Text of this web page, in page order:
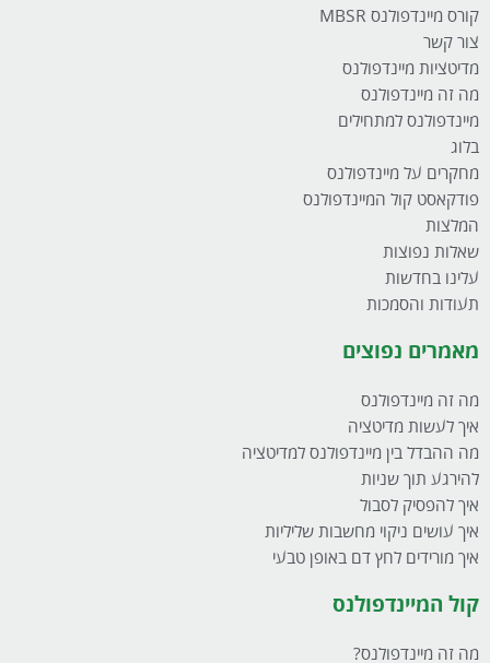
קורס מיינדפולנס MBSR
צור קשר
מדיטציות מיינדפולנס
מה זה מיינדפולנס
מיינדפולנס למתחילים
בלוג
מחקרים על מיינדפולנס
פודקאסט קול המיינדפולנס
המלצות
שאלות נפוצות
עלינו בחדשות
תעודות והסמכות
מאמרים נפוצים
מה זה מיינדפולנס
איך לעשות מדיטציה
מה ההבדל בין מיינדפולנס למדיטציה
להירגע תוך שניות
איך להפסיק לסבול
איך עושים ניקוי מחשבות שליליות
איך מורידים לחץ דם באופן טבעי
קול המיינדפולנס
מה זה מיינדפולנס?